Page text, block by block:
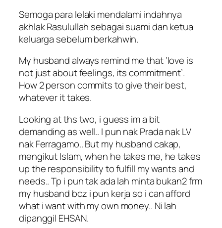
Semoga para lelaki mendalami indahnya
akhlak Rasulullah sebagai suami dan ketua
keluarga sebelum berkahwin.
My husband always remind me that ‘love is
not just about feelings, its commitment’.
How 2 person commits to give their best,
whatever it takes.
Looking at ths two, i guess im a bit
demanding as well.. I pun nak Prada nak LV
nak Ferragamo.. But my husband cakap,
mengikut Islam, when he takes me, he takes
up the responsibility to fulfill my wants and
needs.. Tp i pun tak ada lah minta bukan2 frm
my husband bcz i pun kerja so i can afford
what i want with my own money.. Ni lah
dipanggil EHSAN.